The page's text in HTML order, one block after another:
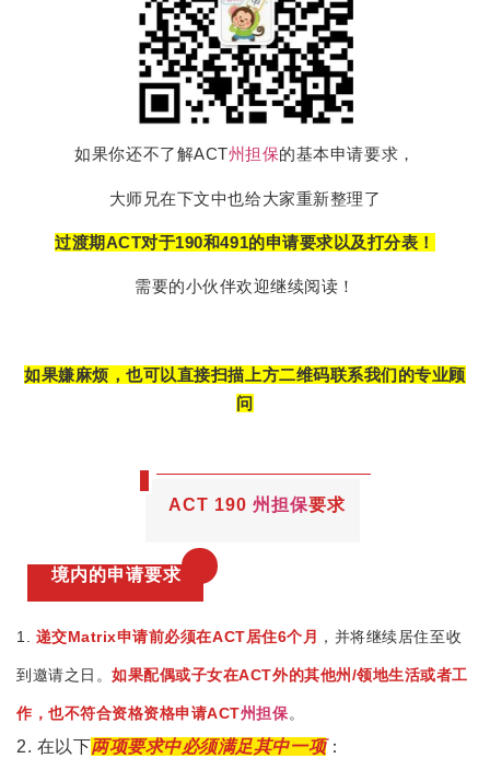
如果你还不了解ACT州担保的基本申请要求，
大师兄在下文中也给大家重新整理了
过渡期ACT对于190和491的申请要求以及打分表！
需要的小伙伴欢迎继续阅读！
如果嫌麻烦，也可以直接扫描上方二维码联系我们的专业顾
问
ACT 190 州担保要求
境内的申请要求
1. 递交Matrix申请前必须在ACT居住6个月 ，并将继续居住至收
到邀请之日。如果配偶或子女在ACT外的其他州/领地生活或者工
作，也不符合资格资格申请ACT州担保。
2. 在以下两项要求中必须满足其中一项：